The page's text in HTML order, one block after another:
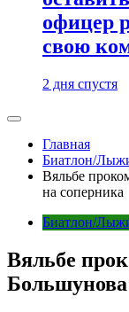
офицер
свою
2 дня спустя
Главная
Биатлон/
Вяльбе
на соперника
Биатлон/
Вяльбе